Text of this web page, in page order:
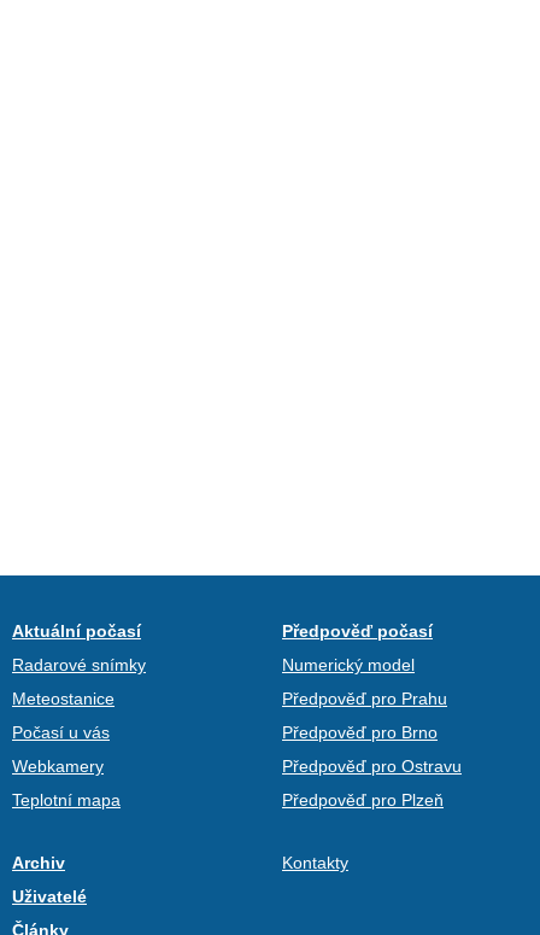
Aktuální počasí
Radarové snímky
Meteostanice
Počasí u vás
Webkamery
Teplotní mapa
Předpověď počasí
Numerický model
Předpověď pro Prahu
Předpověď pro Brno
Předpověď pro Ostravu
Předpověď pro Plzeň
Archiv
Uživatelé
Články
Kontakty